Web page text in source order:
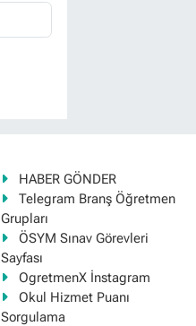
HABER GÖNDER
Telegram Branş Öğretmen
Grupları
ÖSYM Sınav Görevleri
Sayfası
OgretmenX İnstagram
Okul Hizmet Puanı
Sorgulama